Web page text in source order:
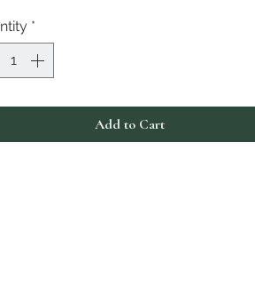
*
Add to Cart